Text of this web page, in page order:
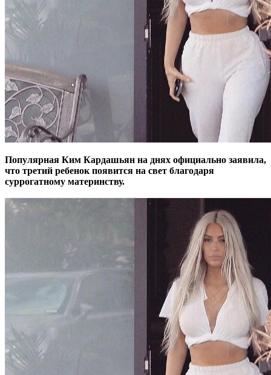
Популярная Ким Кардашьян на днях официально заявила,
что третий ребенок появится на свет благодаря
суррогатному материнству.